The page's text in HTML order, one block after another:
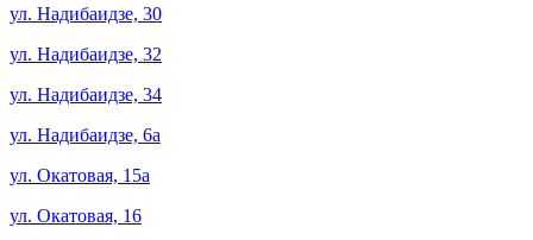
ул. Надибаидзе, 30
ул. Надибаидзе, 32
ул. Надибаидзе, 34
ул. Надибаидзе, 6а
ул. Окатовая, 15а
ул. Окатовая, 16